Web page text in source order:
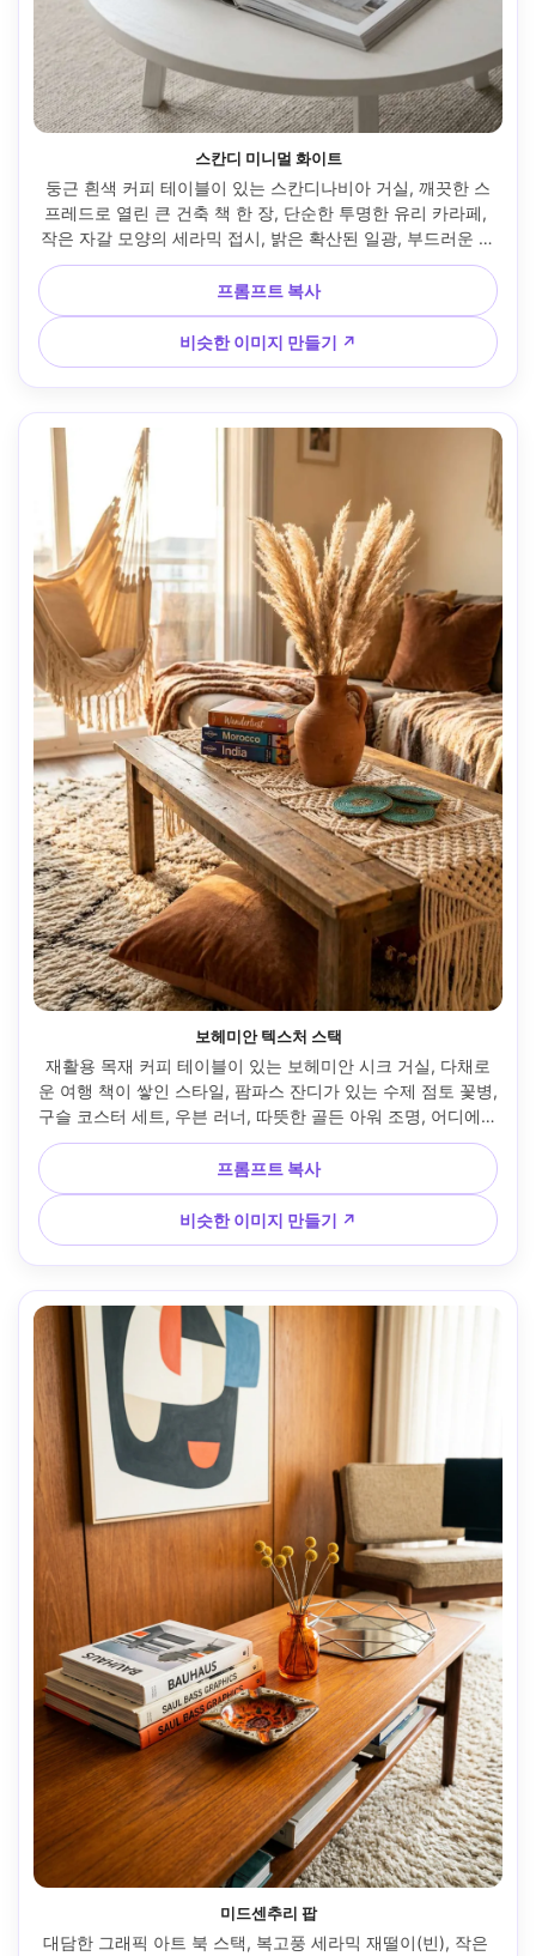
스칸디 미니멀 화이트
둥근 흰색 커피 테이블이 있는 스칸디나비아 거실, 깨끗한 스
프레드로 열린 큰 건축 책 한 장, 단순한 투명한 유리 카라페,
작은 자갈 모양의 세라믹 접시, 밝은 확산된 일광, 부드러운 회
색 소파 배경, Fujifilm GFX 100S로 촬영, 45mm, f/4, 매우 깨
끗한 구성, 사실적, 부드러운 매트 색상 등급 --ar 4:5
프롬프트 복사
비슷한 이미지 만들기 ↗
보헤미안 텍스처 스택
재활용 목재 커피 테이블이 있는 보헤미안 시크 거실, 다채로
운 여행 책이 쌓인 스타일, 팜파스 잔디가 있는 수제 점토 꽃병,
구슬 코스터 세트, 우븐 러너, 따뜻한 골든 아워 조명, 어디에나
아늑한 질감, Canon EOS R6, 35mm, f/2.2, 얕은 깊이, 라이프
스타일 인테리어 사진, 초사실적인 섬유와 나무 질감 --ar 4:5
프롬프트 복사
비슷한 이미지 만들기 ↗
미드센추리 팝
대담한 그래픽 아트 북 스택, 복고풍 세라믹 재떨이(빈), 작은